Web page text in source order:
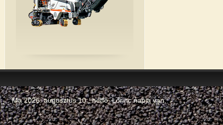
Ma 2026. augusztus 10., hétfő,Lőrincnapja van.